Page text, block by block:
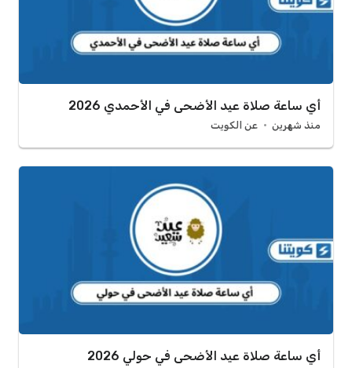
أي ساعة صلاة عيد الأضحى في الأحمدي 2026
منذ شهرين عن الكويت
أي ساعة صلاة عيد الأضحى في حولي 2026